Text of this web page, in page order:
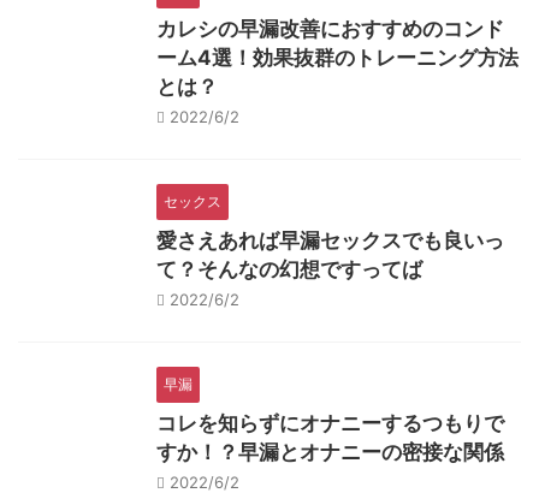
カレシの早漏改善におすすめのコンド
ーム4選！効果抜群のトレーニング方法
とは？
2022/6/2
セックス
愛さえあれば早漏セックスでも良いっ
て？そんなの幻想ですってば
2022/6/2
早漏
コレを知らずにオナニーするつもりで
すか！？早漏とオナニーの密接な関係
2022/6/2